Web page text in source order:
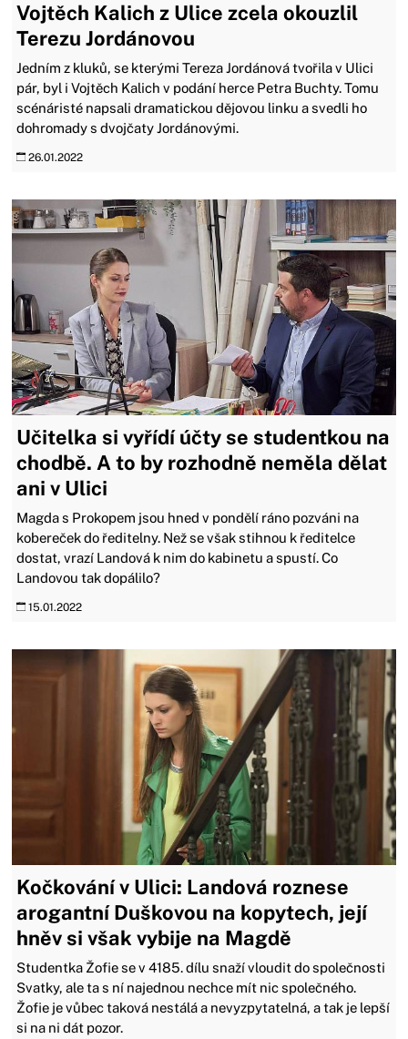
Vojtěch Kalich z Ulice zcela okouzlil
Terezu Jordánovou
Jedním z kluků, se kterými Tereza Jordánová tvořila v Ulici
pár, byl i Vojtěch Kalich v podání herce Petra Buchty. Tomu
scénáristé napsali dramatickou dějovou linku a svedli ho
dohromady s dvojčaty Jordánovými.
26.01.2022
Učitelka si vyřídí účty se studentkou na
chodbě. A to by rozhodně neměla dělat
ani v Ulici
Magda s Prokopem jsou hned v pondělí ráno pozváni na
kobereček do ředitelny. Než se však stihnou k ředitelce
dostat, vrazí Landová k nim do kabinetu a spustí. Co
Landovou tak dopálilo?
15.01.2022
Kočkování v Ulici: Landová roznese
arogantní Duškovou na kopytech, její
hněv si však vybije na Magdě
Studentka Žofie se v 4185. dílu snaží vloudit do společnosti
Svatky, ale ta s ní najednou nechce mít nic společného.
Žofie je vůbec taková nestálá a nevyzpytatelná, a tak je lepší
si na ni dát pozor.